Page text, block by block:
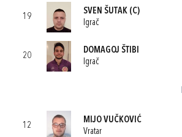
19
SVEN ŠUTAK (C)
Igrač
20
DOMAGOJ ŠTIBI
Igrač
12
MIJO VUČKOVIĆ
Vratar